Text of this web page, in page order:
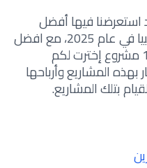
استعرضنا فيها أفضل
مشاريع صغيرة من المنزل في ليبيا في عام 2025، مع افضل
تجارة صغيرة مربحة أكثر من 100 مشروع إخترت لكم
المشاريع وأرباحها
بتلك المشاريع.